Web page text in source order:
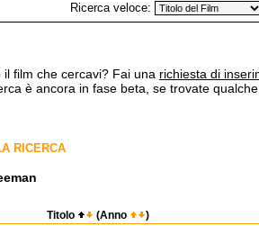
Ricerca veloce:
il film che cercavi? Fai una richiesta di
è ancora in fase beta, se trovate
RICERCA
Titolo (Anno )